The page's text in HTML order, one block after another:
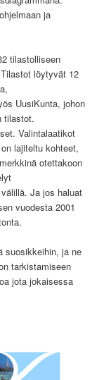
ja
tilastolliseen
löytyvät 12
UusiKunta, johon
tilastot.
Valintalaatikot
lajiteltu kohteet,
otettakoon
Ja jos haluat
vuodesta 2001
suosikkeihin, ja ne
tarkistamiseen
jota jokaisessa